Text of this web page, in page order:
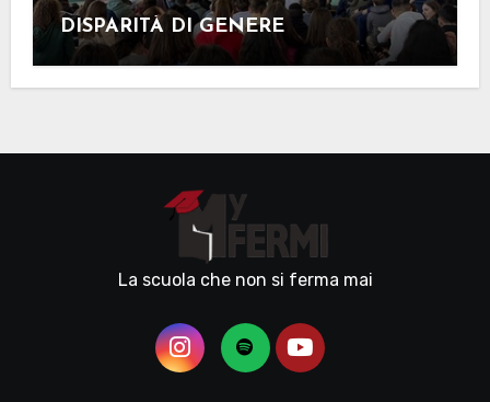
DISPARITÀ DI GENERE
La scuola che non si ferma mai